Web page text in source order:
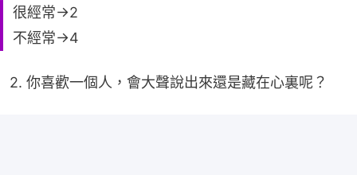
很經常→2
不經常→4
2. 你喜歡一個人，會大聲說出來還是藏在心裏呢？